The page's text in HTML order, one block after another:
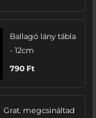
Ballagó lány tábla
- 12cm
790 Ft
Grat. megcsináltad